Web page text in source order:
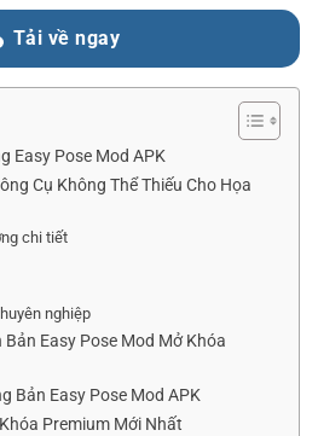
Tải về ngay
Easy Pose Mod APK
Cụ Không Thể Thiếu Cho Họa
chi tiết
nghiệp
Easy Pose Mod Mở Khóa
Bản Easy Pose Mod APK
Premium Mới Nhất